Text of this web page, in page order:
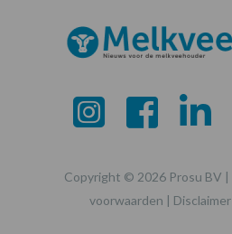
Copyright © 2026 Prosu BV |
voorwaarden | Disclaimer